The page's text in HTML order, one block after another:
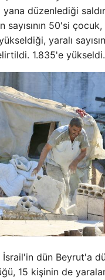
düzenlediği
sayısının 50'si
yaralı
1.835'e yükseldi.
dün Beyrut'a
15 kişinin de